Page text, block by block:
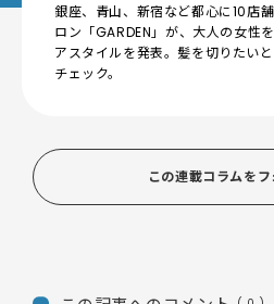
銀座、青山、新宿など都心に10店
ロン「GARDEN」が、大人の女性
アスタイルを発表。髪を切りたい
チェック。
この連載コラムを